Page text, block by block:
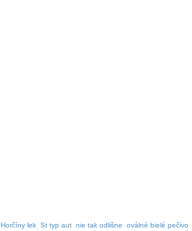
Horčíny lek St typ aut nie tak odlišne oválné bielé pečivo